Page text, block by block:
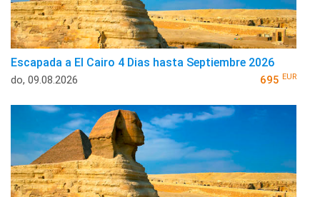
Escapada a El Cairo 4 Dias hasta Septiembre 2026
do, 09.08.2026 695 EUR